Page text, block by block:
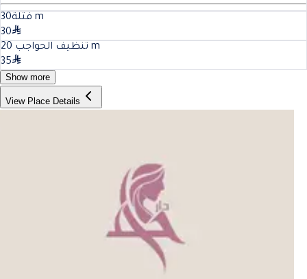
فتلة30
m
30
تنظيف الحواجب 20
m
35
Show more
View Place Details